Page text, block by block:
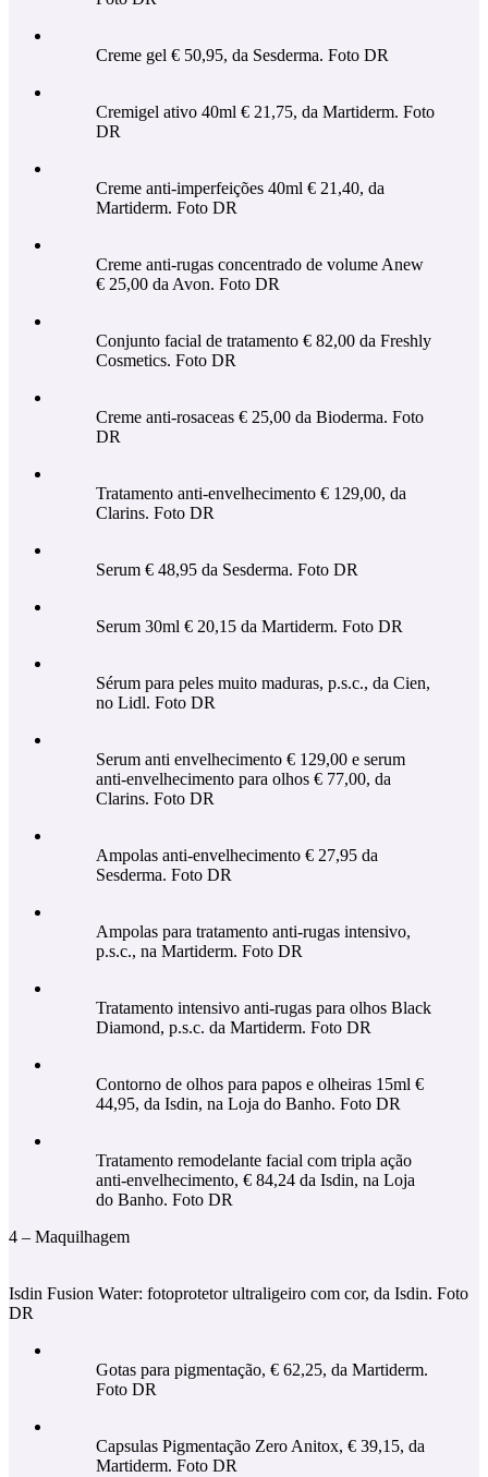
Creme gel € 50,95, da Sesderma. Foto DR
Cremigel ativo 40ml € 21,75, da Martiderm. Foto
DR
Creme anti-imperfeições 40ml € 21,40, da
Martiderm. Foto DR
Creme anti-rugas concentrado de volume Anew
€ 25,00 da Avon. Foto DR
Conjunto facial de tratamento € 82,00 da Freshly
Cosmetics. Foto DR
Creme anti-rosaceas € 25,00 da Bioderma. Foto
DR
Tratamento anti-envelhecimento € 129,00, da
Clarins. Foto DR
Serum € 48,95 da Sesderma. Foto DR
Serum 30ml € 20,15 da Martiderm. Foto DR
Sérum para peles muito maduras, p.s.c., da Cien,
no Lidl. Foto DR
Serum anti envelhecimento € 129,00 e serum
anti-envelhecimento para olhos € 77,00, da
Clarins. Foto DR
Ampolas anti-envelhecimento € 27,95 da
Sesderma. Foto DR
Ampolas para tratamento anti-rugas intensivo,
p.s.c., na Martiderm. Foto DR
Tratamento intensivo anti-rugas para olhos Black
Diamond, p.s.c. da Martiderm. Foto DR
Contorno de olhos para papos e olheiras 15ml €
44,95, da Isdin, na Loja do Banho. Foto DR
Tratamento remodelante facial com tripla ação
anti-envelhecimento, € 84,24 da Isdin, na Loja
do Banho. Foto DR
4 – Maquilhagem
Isdin Fusion Water: fotoprotetor ultraligeiro com cor, da Isdin. Foto
DR
Gotas para pigmentação, € 62,25, da Martiderm.
Foto DR
Capsulas Pigmentação Zero Anitox, € 39,15, da
Martiderm. Foto DR